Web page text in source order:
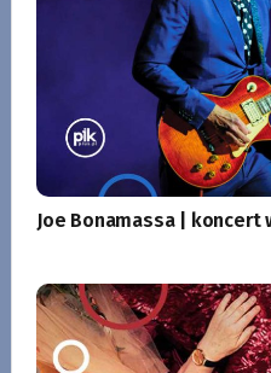
Joe Bonamassa | koncert